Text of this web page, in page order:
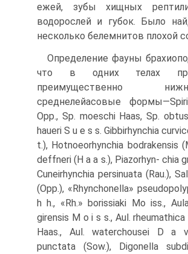
ежей, зубы хищных
водорослей и губок. Было
несколько белемнитов плохой
Определение фауны
что в одних телах
преимущественно
среднелейасовые
Opp., Sp. moeschi Haas, Sp.
haueri S u e s s. Gibbirhynchia
t.), Hotnoeorhynchia bodrakensis
deffneri (H a a s.), Piazorhyn- chia
Cuneirhynchia persinuata (Rau.),
(Opp.), «Rhynchonella»
h h., «Rh.» borissiaki Mo iss.,
girensis M о і s s., Aul.
Haas., Aul. waterchousei D a
punctata (Sow.), Digonella